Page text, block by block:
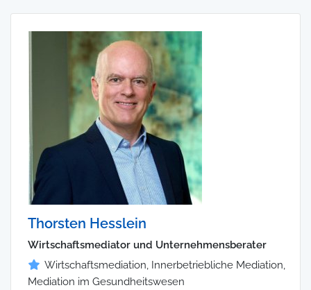
Thorsten Hesslein
Wirtschaftsmediator und Unternehmensberater
Wirtschaftsmediation, Innerbetriebliche Mediation,
Mediation im Gesundheitswesen